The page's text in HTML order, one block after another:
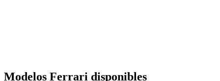
Modelos Ferrari disponibles